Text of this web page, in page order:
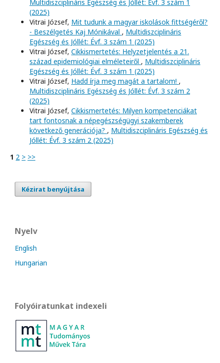
Multidiszciplináris Egészség és Jóllét: Évf. 3 szám 1
(2025)
Vitrai József, Mit tudunk a magyar iskolások fittségéről?
- Beszélgetés Kaj Mónikával , Multidiszciplináris
Egészség és Jóllét: Évf. 3 szám 1 (2025)
Vitrai József, Cikkismertetés: Helyzetjelentés a 21.
század epidemiológiai elméleteiről , Multidiszciplináris
Egészség és Jóllét: Évf. 3 szám 1 (2025)
Vitrai József, Hadd írja meg magát a tartalom! ,
Multidiszciplináris Egészség és Jóllét: Évf. 3 szám 2
(2025)
Vitrai József, Cikkismertetés: Milyen kompetenciákat
tart fontosnak a népegészségügyi szakemberek
következő generációja? , Multidiszciplináris Egészség és
Jóllét: Évf. 3 szám 2 (2025)
1 2 > >>
Kézirat benyújtása
Nyelv
English
Hungarian
Folyóiratunkat indexeli